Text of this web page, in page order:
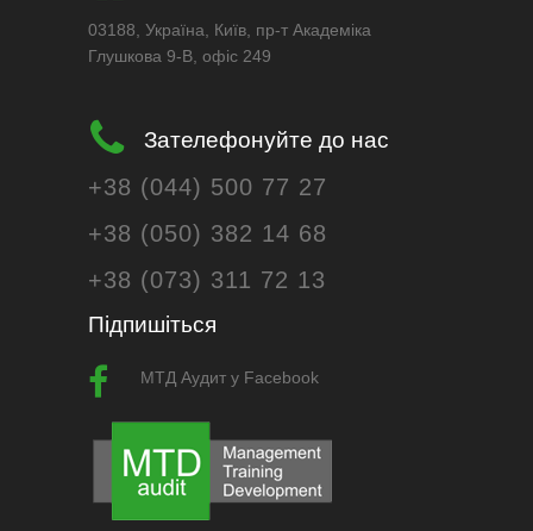
03188, Україна, Київ, пр-т Академіка
Глушкова 9-В, офіс 249
Зателефонуйте до нас
+38 (044) 500 77 27
+38 (050) 382 14 68
+38 (073) 311 72 13
Підпишіться
МТД Аудит у Facebook